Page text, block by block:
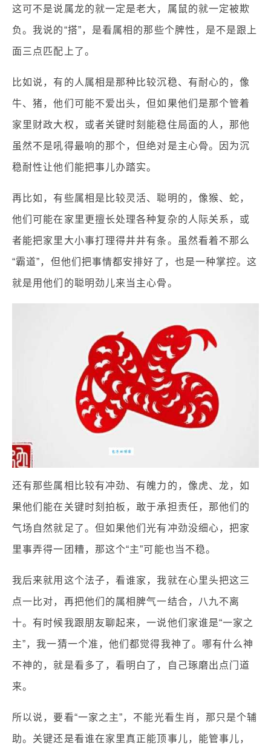
这可不是说属龙的就一定是老大，属鼠的就一定被欺
负。我说的“搭”，是看属相的那些个脾性，是不是跟上
面三点匹配上了。
比如说，有的人属相是那种比较沉稳、有耐心的，像
牛、猪，他们可能不爱出头，但如果他们是那个管着
家里财政大权，或者关键时刻能稳住局面的人，那他
虽然不是吼得最响的那个，但绝对是主心骨。因为沉
稳耐性让他们能把事儿办踏实。
再比如，有些属相是比较灵活、聪明的，像猴、蛇，
他们可能在家里更擅长处理各种复杂的人际关系，或
者能把家里大小事打理得井井有条。虽然看着不那么
“霸道”，但他们把事情都安排好了，也是一种掌控。这
就是用他们的聪明劲儿来当主心骨。
还有那些属相比较有冲劲、有魄力的，像虎、龙，如
果他们能在关键时刻拍板，敢于承担责任，那他们的
气场自然就足了。但如果他们光有冲劲没细心，把家
里事弄得一团糟，那这个“主”可能也当不稳。
我后来就用这个法子，看谁家，我就在心里头把这三
点一比对，再把他们的属相脾气一结合，八九不离
十。有时候我跟朋友聊起来，一说他们家谁是“一家之
主”，我一猜一个准，他们都觉得我神了。哪有什么神
不神的，就是看多了，看明白了，自己琢磨出点门道
来。
所以说，要看“一家之主”，不能光看生肖，那只是个辅
助。关键还是看谁在家里真正能顶事儿，能管事儿，